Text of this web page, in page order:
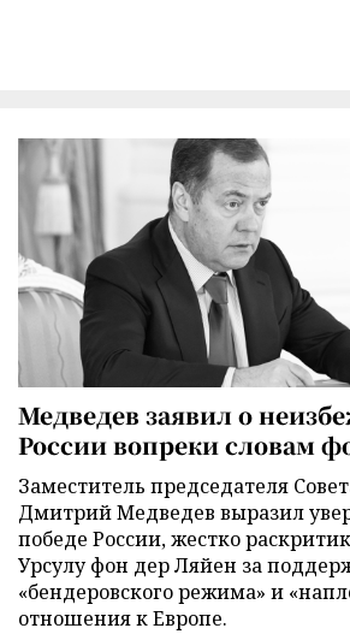
Медведев заявил о
России вопреки словам
Заместитель председателя
Дмитрий Медведев выразил
победе России, жестко
Урсулу фон дер Ляйен за
«бендеровского режима» и
отношения к Европе.